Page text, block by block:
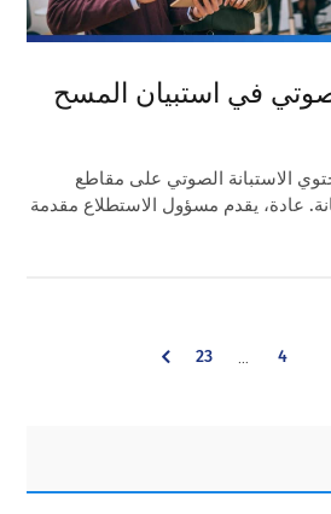
في استبيان المسح
الاستبانة الصوتي على مقاطع
عادة، يقدم مسؤول الاستطلاع مقدمة
Go
4
pages
…
Go
23